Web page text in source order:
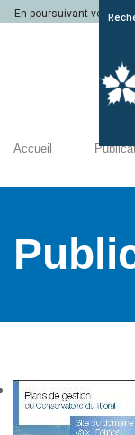
En poursuivant votre
Accueil